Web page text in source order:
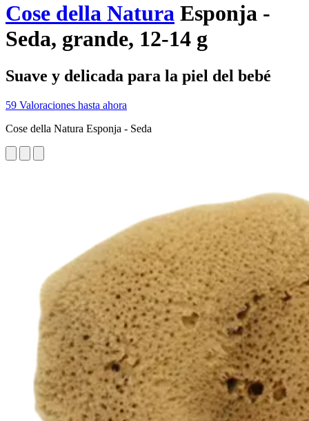
Cose della Natura Esponja -
Seda, grande, 12-14 g
Suave y delicada para la piel del bebé
59 Valoraciones hasta ahora
Cose della Natura Esponja - Seda